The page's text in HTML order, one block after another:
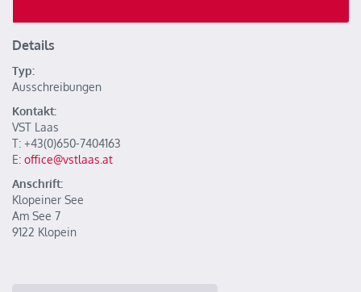
Details
Typ:
Ausschreibungen
Kontakt:
VST Laas
T: +43(0)650-7404163
E: office@vstlaas.at
Anschrift:
Klopeiner See
Am See 7
9122 Klopein